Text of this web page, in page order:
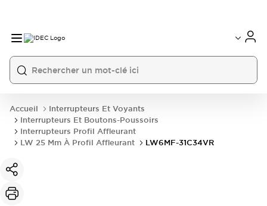
Accueil
Interrupteurs Et Voyants
Interrupteurs Et Boutons-Poussoirs
Interrupteurs Profil Affleurant
LW 25 Mm À Profil Affleurant
LW6MF-31C34VR